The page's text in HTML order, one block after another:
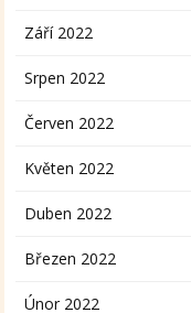
Září 2022
Srpen 2022
Červen 2022
Květen 2022
Duben 2022
Březen 2022
Únor 2022